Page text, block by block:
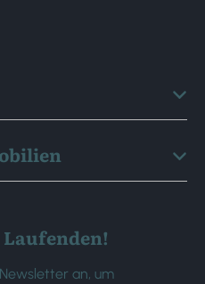
Laufenden!
an, um